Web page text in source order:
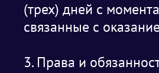
(трех) дней с
связанные с
3. Права и